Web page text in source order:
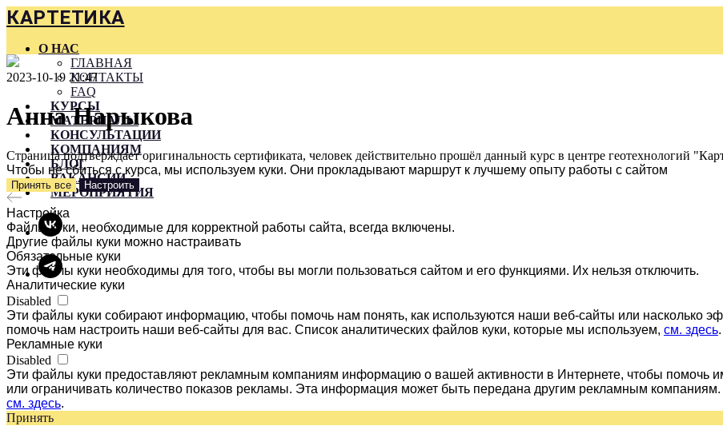
КАРТЕТИКА
О НАС
ГЛАВНАЯ
КОНТАКТЫ
FAQ
КУРСЫ
МАТЕРИАЛЫ
КОНСУЛЬТАЦИИ
КОМПАНИЯМ
БЛОГ
ВАКАНСИИ
МЕРОПРИЯТИЯ
2023-10-19 21:47
Анна Нарыкова
Страница подтверждает оригинальность сертификата, человек действительно прошёл данный курс в центре геотехнологий
Чтобы не сбиться с курса, мы используем куки. Они прокладывают маршрут к лучшему опыту работы с сайтом
Принять все Настроить
Настройка
Файлы куки, необходимые для корректной работы сайта, всегда включены.
Другие файлы куки можно настраивать
Обязательные куки
Эти файлы куки необходимы для того, чтобы вы могли пользоваться сайтом и его функциями. Их нельзя отключить.
Аналитические куки
Disabled
Эти файлы куки собирают информацию, чтобы помочь нам понять, как используются наши веб-сайты или насколько
помочь нам настроить наши веб-сайты для вас. Список аналитических файлов куки, которые мы используем, см. здесь.
Рекламные куки
Disabled
Эти файлы куки предоставляют рекламным компаниям информацию о вашей активности в Интернете, чтобы помочь
или ограничивать количество показов рекламы. Эта информация может быть передана другим рекламным
см. здесь.
Принять